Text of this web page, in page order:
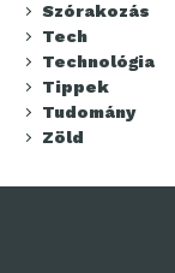
Szórakozás
Tech
Technológia
Tippek
Tudomány
Zöld